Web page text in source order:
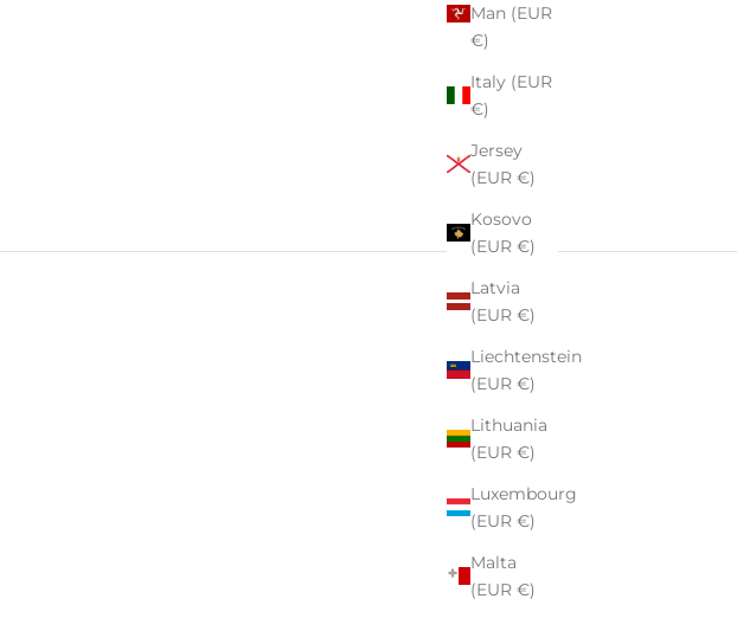
Man (EUR
€)
Italy (EUR
€)
Jersey
(EUR €)
Kosovo
(EUR €)
Latvia
(EUR €)
Liechtenstein
(EUR €)
Lithuania
(EUR €)
Luxembourg
(EUR €)
Malta
(EUR €)